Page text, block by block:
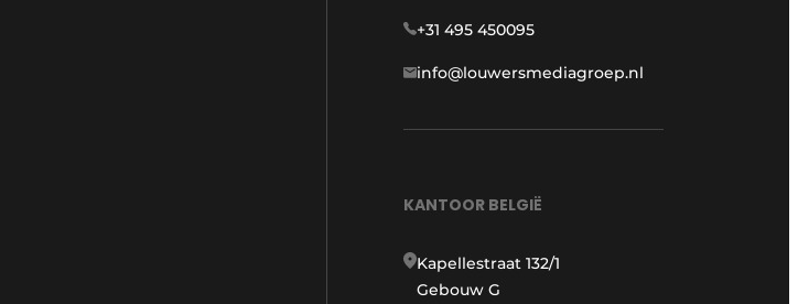
+31 495 450095
info@louwersmediagroep.nl
KANTOOR BELGIË
Kapellestraat 132/1
Gebouw G